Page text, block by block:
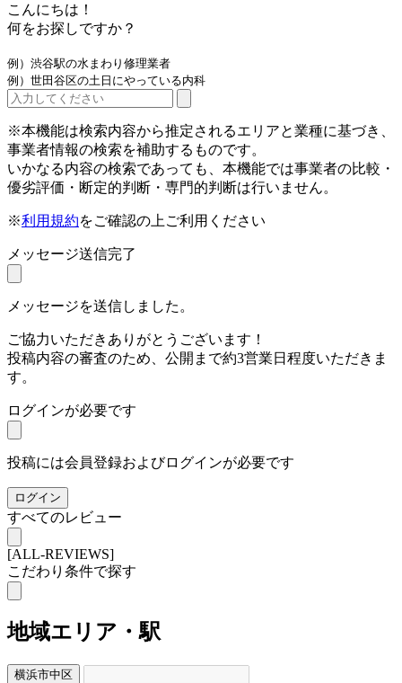
こんにちは！
何をお探しですか？
例）渋谷駅の水まわり修理業者
例）世田谷区の土日にやっている内科
※本機能は検索内容から推定されるエリアと業種に基づき、
事業者情報の検索を補助するものです。
いかなる内容の検索であっても、本機能では事業者の比較・
優劣評価・断定的判断・専門的判断は行いません。
※利用規約をご確認の上ご利用ください
メッセージ送信完了
メッセージを送信しました。
ご協力いただきありがとうございます！
投稿内容の審査のため、公開まで約3営業日程度いただきま
す。
ログインが必要です
投稿には会員登録およびログインが必要です
ログイン
すべてのレビュー
[ALL-REVIEWS]
こだわり条件で探す
地域エリア・駅
横浜市中区